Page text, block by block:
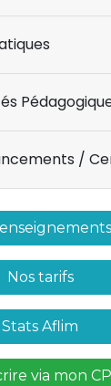
Pratiques
/
Nos tarifs
Stats Aflim
via mon